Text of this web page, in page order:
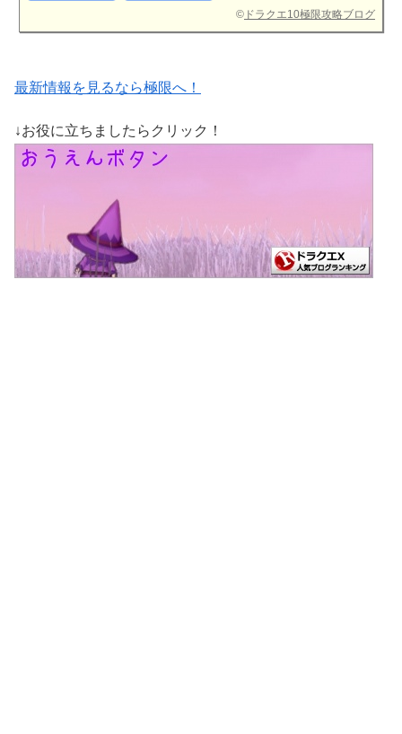
© ドラクエ10極限攻略ブログ
最新情報を見るなら極限へ！
↓お役に立ちましたらクリック！